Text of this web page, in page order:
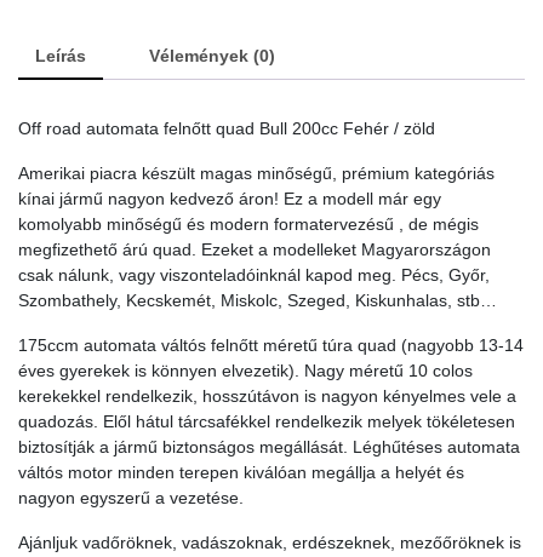
Leírás Vélemények (0)
Off road automata felnőtt quad Bull 200cc Fehér / zöld
Amerikai piacra készült magas minőségű, prémium kategóriás
kínai jármű nagyon kedvező áron! Ez a modell már egy
komolyabb minőségű és modern formatervezésű , de mégis
megfizethető árú quad. Ezeket a modelleket Magyarországon
csak nálunk, vagy viszonteladóinknál kapod meg. Pécs, Győr,
Szombathely, Kecskemét, Miskolc, Szeged, Kiskunhalas, stb…
175ccm automata váltós felnőtt méretű túra quad (nagyobb 13-14
éves gyerekek is könnyen elvezetik). Nagy méretű 10 colos
kerekekkel rendelkezik, hosszútávon is nagyon kényelmes vele a
quadozás. Elől hátul tárcsafékkel rendelkezik melyek tökéletesen
biztosítják a jármű biztonságos megállását. Léghűtéses automata
váltós motor minden terepen kiválóan megállja a helyét és
nagyon egyszerű a vezetése.
Ajánljuk vadőröknek, vadászoknak, erdészeknek, mezőőröknek is